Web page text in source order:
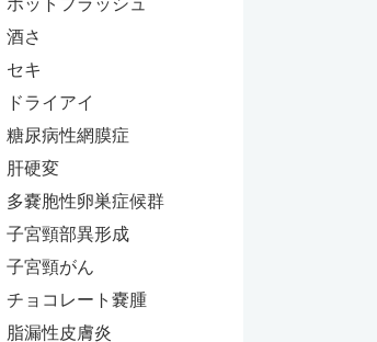
ホットフラッシュ
酒さ
セキ
ドライアイ
糖尿病性網膜症
肝硬変
多嚢胞性卵巣症候群
子宮頸部異形成
子宮頸がん
チョコレート嚢腫
脂漏性皮膚炎